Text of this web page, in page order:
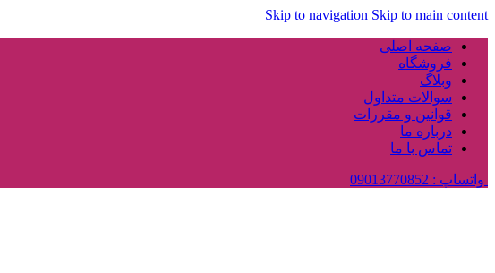
Skip to navigation Skip to main content
صفحه اصلی
فروشگاه
وبلاگ
سوالات متداول
قوانین و مقررات
درباره ما
تماس با ما
واتساپ : 09013770852